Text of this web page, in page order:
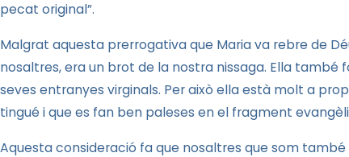
pecat original”.
Malgrat aquesta prerrogativa que Maria va rebre de
nosaltres, era un brot de la nostra nissaga. Ella també
seves entranyes virginals. Per això ella està molt a
tingué i que es fan ben paleses en el fragment
Aquesta consideració fa que nosaltres que som